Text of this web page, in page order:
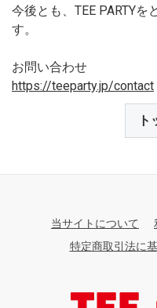
今後とも、TEE PARTY
す。
お問い合わせ
https://teeparty.jp/contact
当サイトについて
特定商取引法に